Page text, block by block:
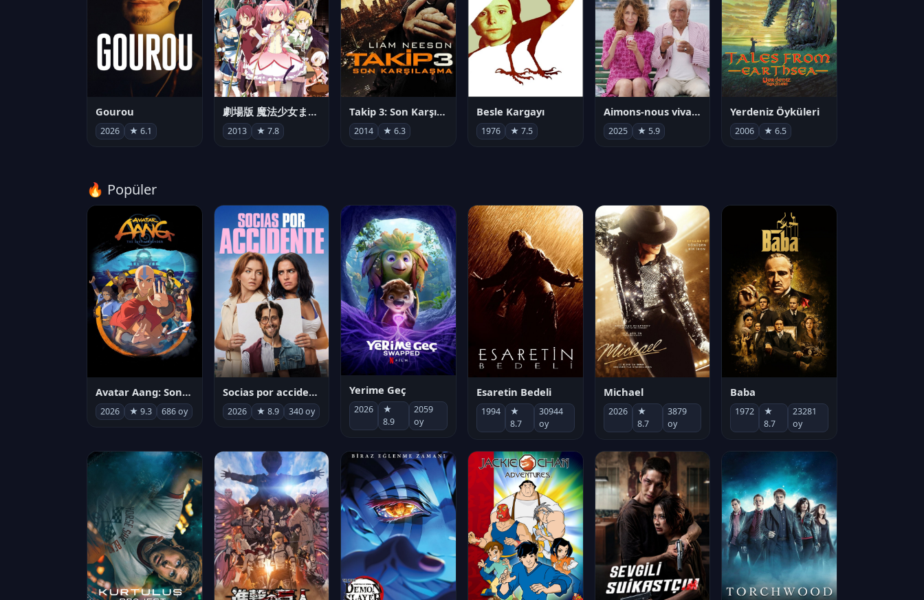
Gourou
2026 ★ 6.1
劇場版 魔法少女まどか☆マギカ[新編]叛逆の物語
2013 ★ 7.8
Takip 3: Son Karşılaşma
2014 ★ 6.3
Besle Kargayı
1976 ★ 7.5
Aimons-nous vivants
2025 ★ 5.9
Yerdeniz Öyküleri
2006 ★ 6.5
🔥 Popüler
Avatar Aang: Son Havabükücü
2026 ★ 9.3 686 oy
Socias por accidente
2026 ★ 8.9 340 oy
Yerime Geç
2026
★
8.9
2059
oy
Esaretin Bedeli
1994
★
8.7
30944
oy
Michael
2026
★
8.7
3879
oy
Baba
1972
★
8.7
23281
oy